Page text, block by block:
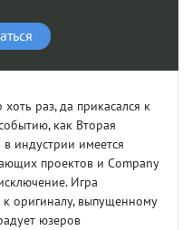
раз, да прикасался к
как Вторая
индустрии имеется
проектов и Company
Игра
к оригиналу, выпущенному
юзеров